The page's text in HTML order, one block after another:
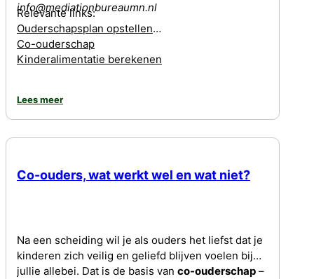
info@mediationbureaumn.nl
Relevante links:
Ouderschapsplan opstellen
Co-ouderschap
Kinderalimentatie berekenen
Lees meer
Co-ouders, wat werkt wel en wat niet?
Na een scheiding wil je als ouders het liefst dat je
kinderen zich veilig en geliefd blijven voelen bij
jullie allebei. Dat is de basis van co-ouderschap –